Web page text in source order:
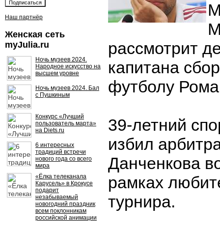
Наш партнёр
Женская сеть
myJulia.ru
Ночь музеев 2024.
Народное искусство на
высшем уровне
Ночь музеев 2024. Бал
с Пушкиным
Конкурс «Лучший
пользователь марта»
на Diets.ru
6 интересных
традиций встречи
нового года со всего
мира
«Ёлка телеканала
Карусель» в Крокусе
подарит
незабываемый
новогодний праздник
всем поклонникам
российской анимации
рассмотрит
капитана
футболу
39-летний
избил
Данченкова
рамках
турнира.